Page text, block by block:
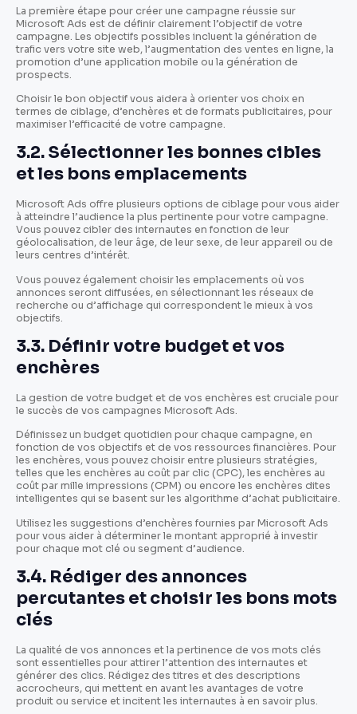
La première étape pour créer une campagne réussie sur
Microsoft Ads est de définir clairement l’objectif de votre
campagne. Les objectifs possibles incluent la génération de
trafic vers votre site web, l’augmentation des ventes en ligne, la
promotion d’une application mobile ou la génération de
prospects.
Choisir le bon objectif vous aidera à orienter vos choix en
termes de ciblage, d’enchères et de formats publicitaires, pour
maximiser l’efficacité de votre campagne.
3.2. Sélectionner les bonnes cibles
et les bons emplacements
Microsoft Ads offre plusieurs options de ciblage pour vous aider
à atteindre l’audience la plus pertinente pour votre campagne.
Vous pouvez cibler des internautes en fonction de leur
géolocalisation, de leur âge, de leur sexe, de leur appareil ou de
leurs centres d’intérêt.
Vous pouvez également choisir les emplacements où vos
annonces seront diffusées, en sélectionnant les réseaux de
recherche ou d’affichage qui correspondent le mieux à vos
objectifs.
3.3. Définir votre budget et vos
enchères
La gestion de votre budget et de vos enchères est cruciale pour
le succès de vos campagnes Microsoft Ads.
Définissez un budget quotidien pour chaque campagne, en
fonction de vos objectifs et de vos ressources financières. Pour
les enchères, vous pouvez choisir entre plusieurs stratégies,
telles que les enchères au coût par clic (CPC), les enchères au
coût par mille impressions (CPM) ou encore les enchères dites
intelligentes qui se basent sur les algorithme d’achat publicitaire.
Utilisez les suggestions d’enchères fournies par Microsoft Ads
pour vous aider à déterminer le montant approprié à investir
pour chaque mot clé ou segment d’audience.
3.4. Rédiger des annonces
percutantes et choisir les bons mots
clés
La qualité de vos annonces et la pertinence de vos mots clés
sont essentielles pour attirer l’attention des internautes et
générer des clics. Rédigez des titres et des descriptions
accrocheurs, qui mettent en avant les avantages de votre
produit ou service et incitent les internautes à en savoir plus.